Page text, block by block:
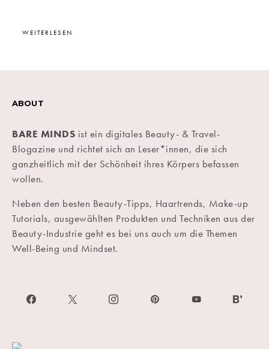
WEITERLESEN
ABOUT
BARE MINDS ist ein digitales Beauty- & Travel-
Blogazine und richtet sich an Leser*innen, die sich
ganzheitlich mit der Schönheit ihres Körpers befassen
wollen.
Neben den besten Beauty-Tipps, Haartrends, Make-up
Tutorials, ausgewählten Produkten und Techniken aus der
Beauty-Industrie geht es bei uns auch um die Themen
Well-Being und Mindset.